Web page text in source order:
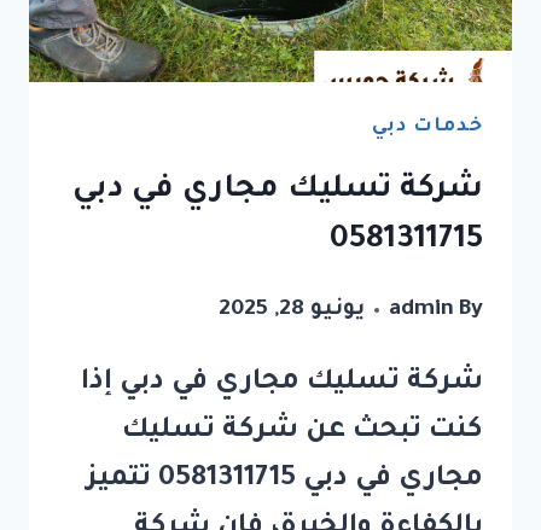
خدمات دبي
شركة تسليك مجاري في دبي
0581311715
By
admin يونيو 28, 2025
شركة تسليك مجاري في دبي إذا
كنت تبحث عن شركة تسليك
مجاري في دبي 0581311715 تتميز